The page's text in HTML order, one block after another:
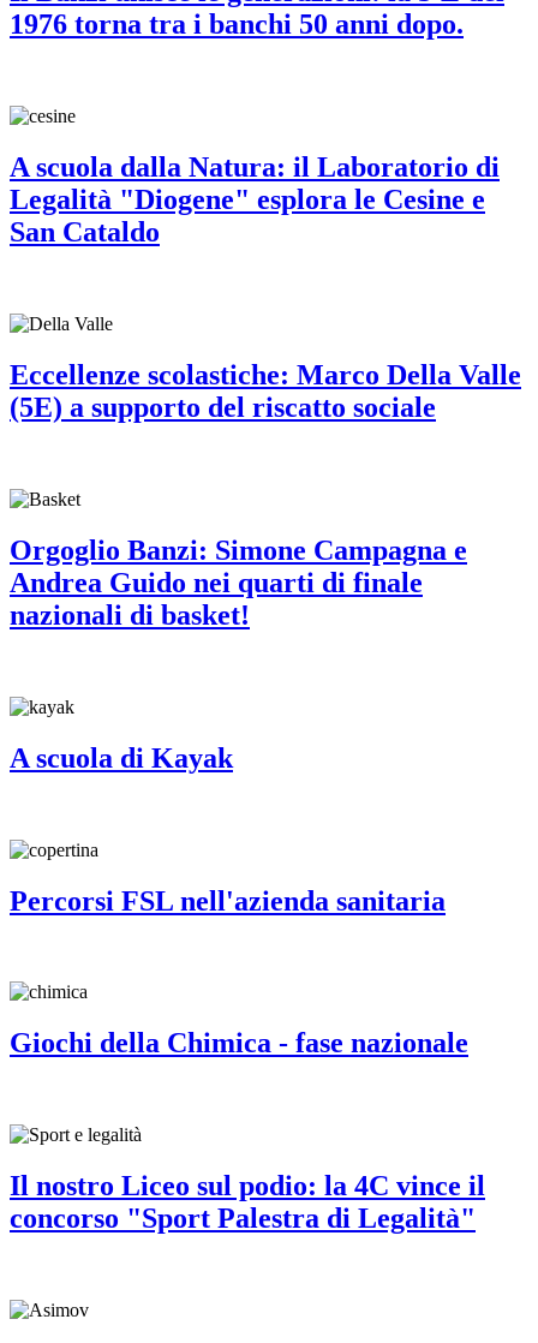
1976 torna tra i banchi 50 anni dopo.
A scuola dalla Natura: il Laboratorio di
Legalità "Diogene" esplora le Cesine e
San Cataldo
Eccellenze scolastiche: Marco Della Valle
(5E) a supporto del riscatto sociale
Orgoglio Banzi: Simone Campagna e
Andrea Guido nei quarti di finale
nazionali di basket!
A scuola di Kayak
Percorsi FSL nell'azienda sanitaria
Giochi della Chimica - fase nazionale
Il nostro Liceo sul podio: la 4C vince il
concorso "Sport Palestra di Legalità"